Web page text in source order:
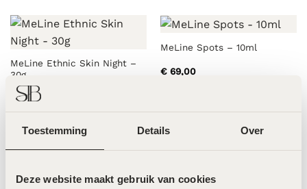
Toestemming Details Over
Deze website maakt gebruik van cookies
MeLine Ethnic Skin Night –
30g
€119,00
MeLine Spots – 10ml
€69,00
Refill – 50ml
90ml